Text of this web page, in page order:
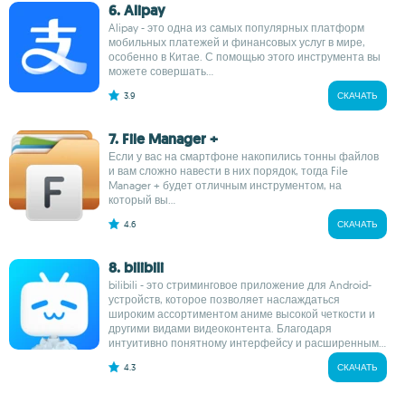
6. Alipay
Alipay - это одна из самых популярных платформ
мобильных платежей и финансовых услуг в мире,
особенно в Китае. С помощью этого инструмента вы
можете совершать...
3.9 СКАЧАТЬ
7. File Manager +
Если у вас на смартфоне накопились тонны файлов
и вам сложно навести в них порядок, тогда File
Manager + будет отличным инструментом, на
который вы...
4.6 СКАЧАТЬ
8. bilibili
bilibili - это стриминговое приложение для Android-
устройств, которое позволяет наслаждаться
широким ассортиментом аниме высокой четкости и
другими видами видеоконтента. Благодаря
интуитивно понятному интерфейсу и расширенным...
4.3 СКАЧАТЬ